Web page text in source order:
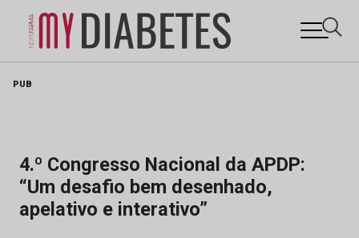
PUB
4.º Congresso Nacional da APDP:
“Um desafio bem desenhado,
apelativo e interativo”